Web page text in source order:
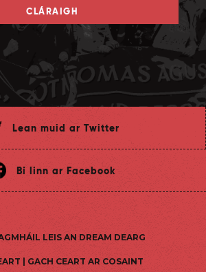
CLÁRAIGH
Lean muid ar Twitter
Bí linn ar Facebook
LEIS AN DREAM DEARG
| GACH CEART AR COSAINT